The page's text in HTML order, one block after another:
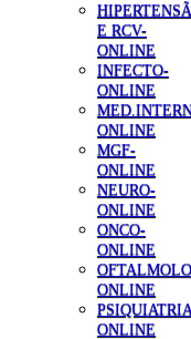
E RCV-
ONLINE
INFECTO-
ONLINE
ONLINE
MGF-
ONLINE
NEURO-
ONLINE
ONCO-
ONLINE
ONLINE
ONLINE